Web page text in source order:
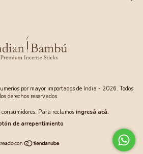
por mayor importados de India - 2026. Todos
los derechos reservados.
Para reclamos ingresá acá.
de arrepentimiento